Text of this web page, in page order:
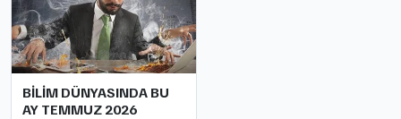
BİLİM DÜNYASINDA BU
AY TEMMUZ 2026